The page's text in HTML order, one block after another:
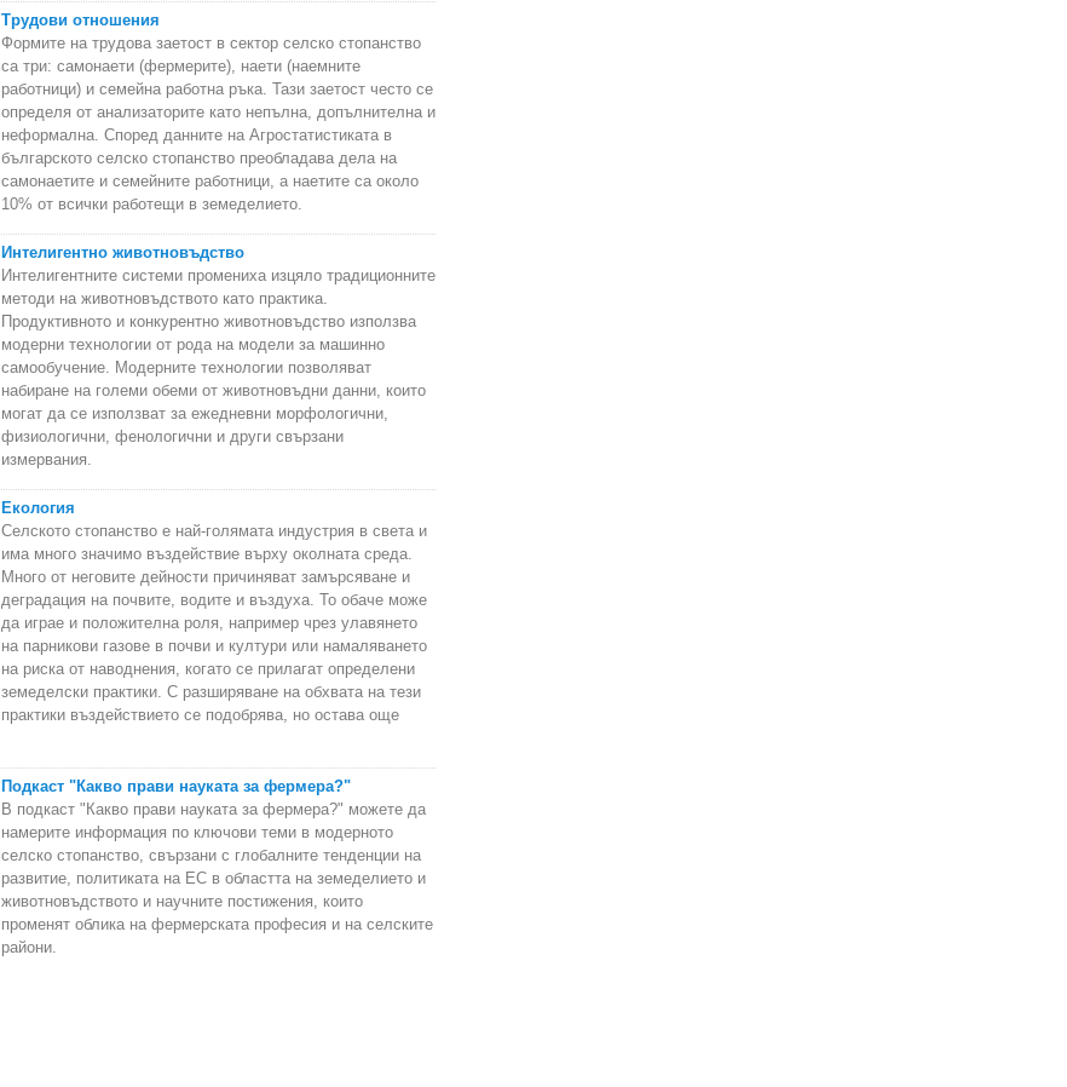
Трудови отношения
Формите на трудова заетост в сектор селско стопанство
са три: самонаети (фермерите), наети (наемните
работници) и семейна работна ръка. Тази заетост често се
определя от анализаторите като непълна, допълнителна и
неформална. Според данните на Агростатистиката в
българското селско стопанство преобладава дела на
самонаетите и семейните работници, а наетите са около
10% от всички работещи в земеделието.
Интелигентно животновъдство
Интелигентните системи промениха изцяло традиционните
методи на животновъдството като практика.
Продуктивното и конкурентно животновъдство използва
модерни технологии от рода на модели за машинно
самообучение. Модерните технологии позволяват
набиране на големи обеми от животновъдни данни, които
могат да се използват за ежедневни морфологични,
физиологични, фенологични и други свързани
измервания.
Екология
Селското стопанство е най-голямата индустрия в света и
има много значимо въздействие върху околната среда.
Много от неговите дейности причиняват замърсяване и
деградация на почвите, водите и въздуха. То обаче може
да играе и положителна роля, например чрез улавянето
на парникови газове в почви и култури или намаляването
на риска от наводнения, когато се прилагат определени
земеделски практики. С разширяване на обхвата на тези
практики въздействието се подобрява, но остава още
Подкаст "Какво прави науката за фермера?"
В подкаст "Какво прави науката за фермера?" можете да
намерите информация по ключови теми в модерното
селско стопанство, свързани с глобалните тенденции на
развитие, политиката на ЕС в областта на земеделието и
животновъдството и научните постижения, които
променят облика на фермерската професия и на селските
райони.